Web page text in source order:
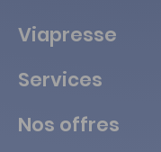
Viapresse
Services
Nos offres